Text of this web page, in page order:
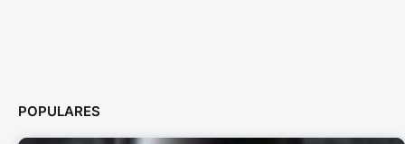
POPULARES